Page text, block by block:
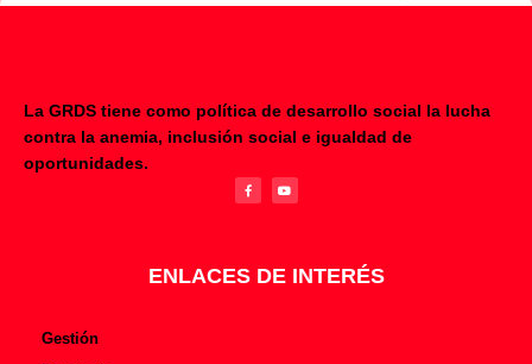
La GRDS tiene como política de desarrollo social la lucha
contra la anemia, inclusión social e igualdad de
oportunidades.
c
e
b
u
t
u
ENLACES DE INTERÉS
Gestión